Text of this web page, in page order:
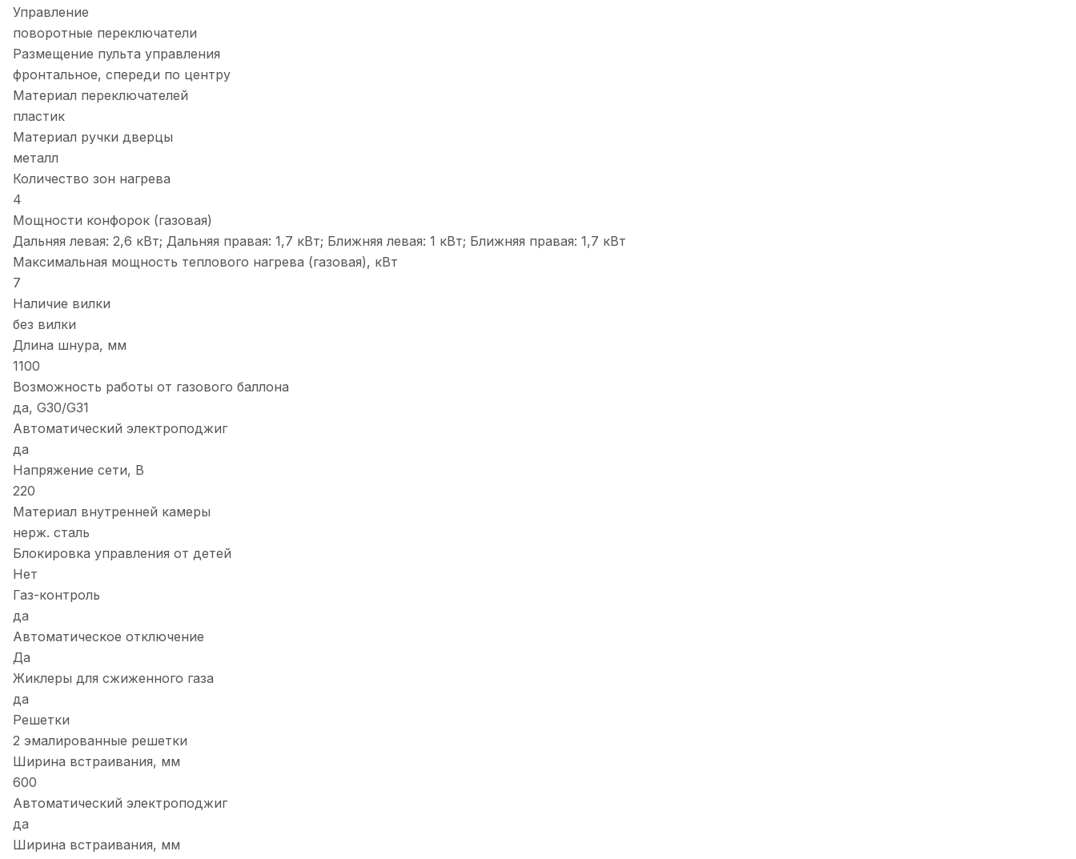
Управление
поворотные переключатели
Размещение пульта управления
фронтальное, спереди по центру
Материал переключателей
пластик
Материал ручки дверцы
металл
Количество зон нагрева
4
Мощности конфорок (газовая)
Дальняя левая: 2,6 кВт; Дальняя правая: 1,7 кВт; Ближняя левая: 1 кВт; Ближняя правая: 1,7 кВт
Максимальная мощность теплового нагрева (газовая), кВт
7
Наличие вилки
без вилки
Длина шнура, мм
1100
Возможность работы от газового баллона
да, G30/G31
Автоматический электроподжиг
да
Напряжение сети, В
220
Материал внутренней камеры
нерж. сталь
Блокировка управления от детей
Нет
Газ-контроль
да
Автоматическое отключение
Да
Жиклеры для сжиженного газа
да
Решетки
2 эмалированные решетки
Ширина встраивания, мм
600
Автоматический электроподжиг
да
Ширина встраивания, мм